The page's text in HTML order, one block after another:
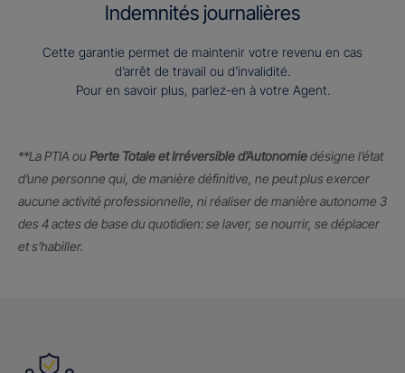
Indemnités journalières
Cette garantie permet de maintenir votre revenu en cas
d’arrêt de travail ou d’invalidité.
Pour en savoir plus, parlez-en à votre Agent.
**La PTIA ou Perte Totale et Irréversible d’Autonomiedésigne l’état
d’une personne qui, de manière définitive, ne peut plus exercer
aucune activité professionnelle, ni réaliser de manière autonome 3
des 4 actes de base du quotidien: se laver, se nourrir, se déplacer
et s’habiller.